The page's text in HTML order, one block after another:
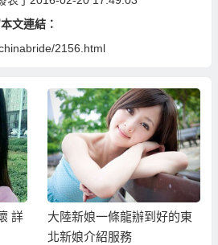
文連結：
2156.html
詳
大陸新娘一條龍辦到好的東
北新娘介紹服務